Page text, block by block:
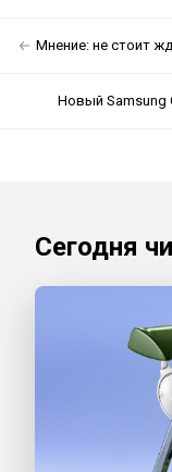
Мнение: не стоит
Новый Samsung
Сегодня